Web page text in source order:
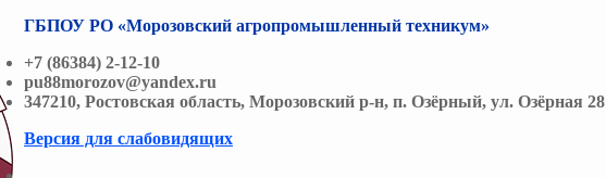
ГБПОУ РО «Морозовский агропромышленный техникум»
+7 (86384) 2-12-10
pu88morozov@yandex.ru
347210, Ростовская область, Морозовский р-н, п. Озёрный, ул. Озёрная 28
Версия для слабовидящих